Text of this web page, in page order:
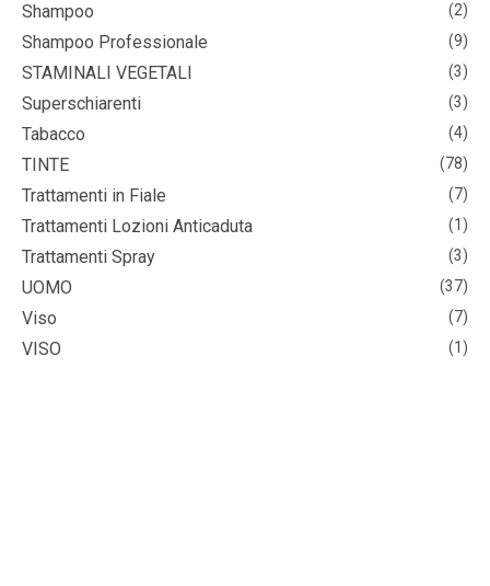
Shampoo (2)
Shampoo Professionale (9)
STAMINALI VEGETALI (3)
Superschiarenti (3)
Tabacco (4)
TINTE (78)
Trattamenti in Fiale (7)
Trattamenti Lozioni Anticaduta (1)
Trattamenti Spray (3)
UOMO (37)
Viso (7)
VISO (1)